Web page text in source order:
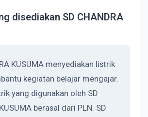
disediakan SD CHANDRA
KUSUMA menyediakan listrik
kegiatan belajar mengajar.
yang digunakan oleh SD
berasal dari PLN. SD